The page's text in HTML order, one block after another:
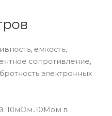
емкость,
сопротивление,
электронных
10мОм..10Мом в